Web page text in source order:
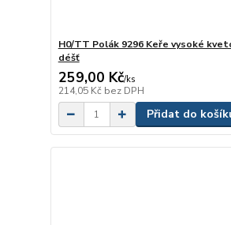
H0/TT Polák 9296 Keře vysoké
déšť
259,00 Kč/ks
214,05 Kč bez DPH
Přidat do